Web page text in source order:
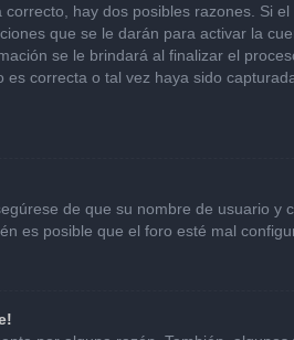
hay dos posibles razones. Si
que se le darán para activar la
se le brindará al finalizar el
correcta o tal vez haya sido
de que su nombre de usuario
es posible que el foro esté mal